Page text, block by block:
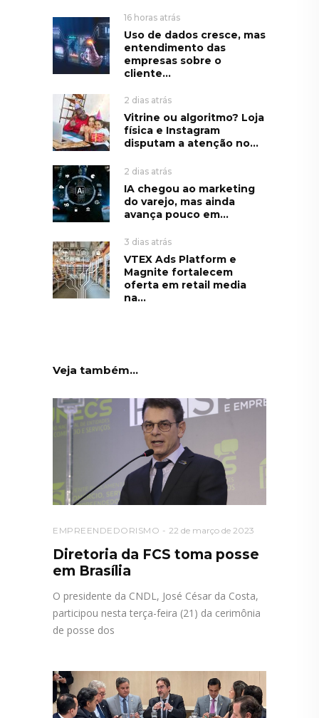
16 horas atrás
Uso de dados cresce, mas
entendimento das
empresas sobre o
cliente...
2 dias atrás
Vitrine ou algoritmo? Loja
física e Instagram
disputam a atenção no...
2 dias atrás
IA chegou ao marketing
do varejo, mas ainda
avança pouco em...
3 dias atrás
VTEX Ads Platform e
Magnite fortalecem
oferta em retail media
na...
Veja também...
EMPREENDEDORISMO 22 de março de 2023
Diretoria da FCS toma posse
em Brasília
O presidente da CNDL, José César da Costa,
participou nesta terça-feira (21) da cerimônia
de posse dos